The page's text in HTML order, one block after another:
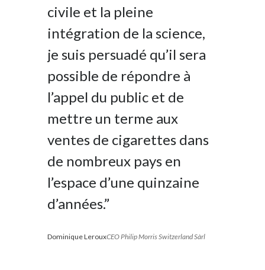
civile et la pleine
intégration de la science,
je suis persuadé qu’il sera
possible de répondre à
l’appel du public et de
mettre un terme aux
ventes de cigarettes dans
de nombreux pays en
l’espace d’une quinzaine
d’années.”
Dominique LerouxCEO Philip Morris Switzerland Sàrl